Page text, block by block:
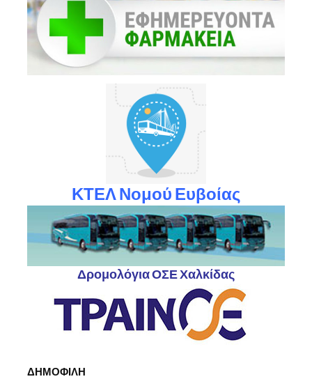
ΚΤΕΛ Νομού Ευβοίας
Δρομολόγια ΟΣΕ Χαλκίδας
ΔΗΜΟΦΙΛΗ